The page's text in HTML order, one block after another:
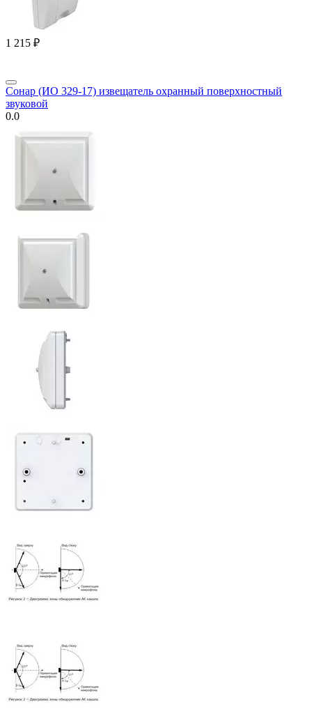
1 215 ₽
Сонар (ИО 329-17) извещатель охранный поверхностный
звуковой
0.0